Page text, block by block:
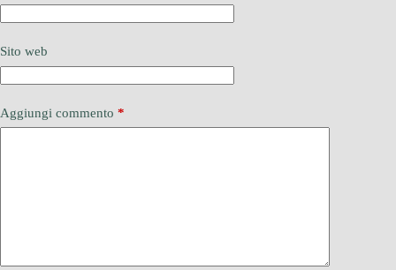
Sito web
Aggiungi commento *